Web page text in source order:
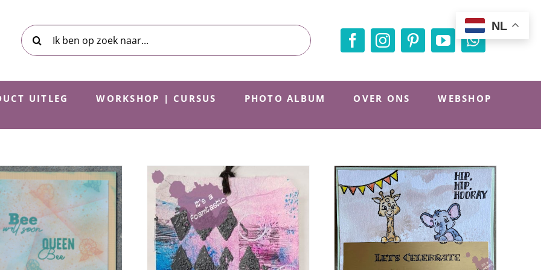
Zoeken
naar:
UITLEG WORKSHOP | CURSUS PHOTO ALBUM OVER ONS WEBSHOP
HobbyJournaal 217, Deel 2
Algemeen
NL